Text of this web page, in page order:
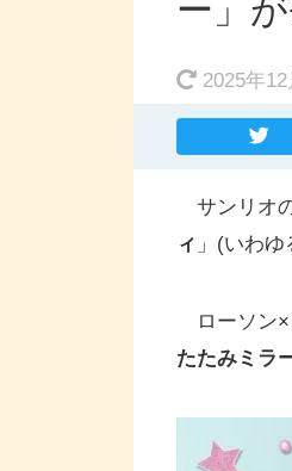
ー」
2025年12
サンリオ
ィ 」(いわ
ローソン×
たたみミラ